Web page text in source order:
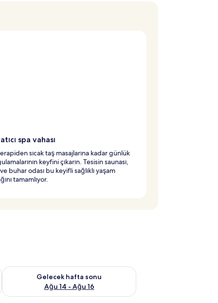
spa vahası
sıcak taş masajlarına kadar günlük
keyfini çıkarın. Tesisin saunası,
buhar odası bu keyifli sağlıklı yaşam
tamamlıyor.
7 - Ağu 9
Gelecek hafta sonu
Ağu 14 - Ağu 16
Önümüzdeki hafta sonu için müsaitliği kontrol et Ağu 14 -